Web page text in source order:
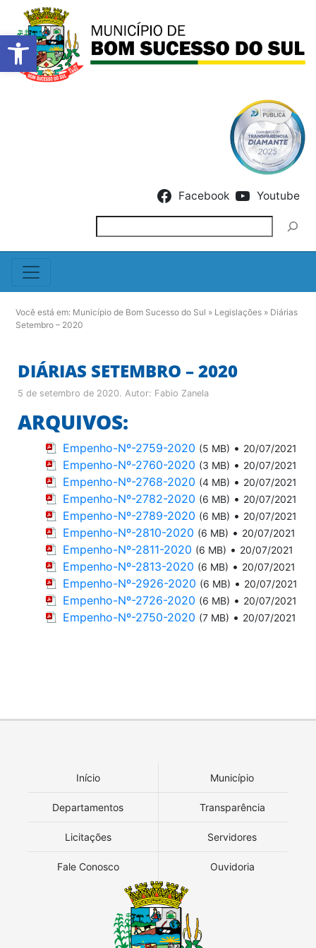
Barra de Ferramentas
Facebook Youtube
Você está em: Município de Bom Sucesso do Sul » Legislações » Diárias
Setembro – 2020
DIÁRIAS SETEMBRO – 2020
5 de setembro de 2020. Autor: Fabio Zanela
ARQUIVOS:
Empenho-Nº-2759-2020 (5 MB) • 20/07/2021
Empenho-Nº-2760-2020 (3 MB) • 20/07/2021
Empenho-Nº-2768-2020 (4 MB) • 20/07/2021
Empenho-Nº-2782-2020 (6 MB) • 20/07/2021
Empenho-Nº-2789-2020 (6 MB) • 20/07/2021
Empenho-Nº-2810-2020 (6 MB) • 20/07/2021
Empenho-Nº-2811-2020 (6 MB) • 20/07/2021
Empenho-Nº-2813-2020 (6 MB) • 20/07/2021
Empenho-Nº-2926-2020 (6 MB) • 20/07/2021
Empenho-Nº-2726-2020 (6 MB) • 20/07/2021
Empenho-Nº-2750-2020 (7 MB) • 20/07/2021
Início Município
Departamentos Transparência
Licitações Servidores
Fale Conosco Ouvidoria